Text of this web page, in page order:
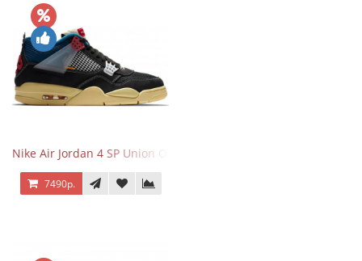
Nike Air Jordan 4 SP Union Off Noir
7490р.